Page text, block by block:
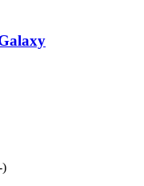
)